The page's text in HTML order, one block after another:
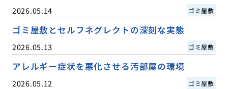
2026.05.14 ゴミ屋敷
ゴミ屋敷とセルフネグレクトの深刻な実態
2026.05.13 ゴミ屋敷
アレルギー症状を悪化させる汚部屋の環境
2026.05.12 ゴミ屋敷